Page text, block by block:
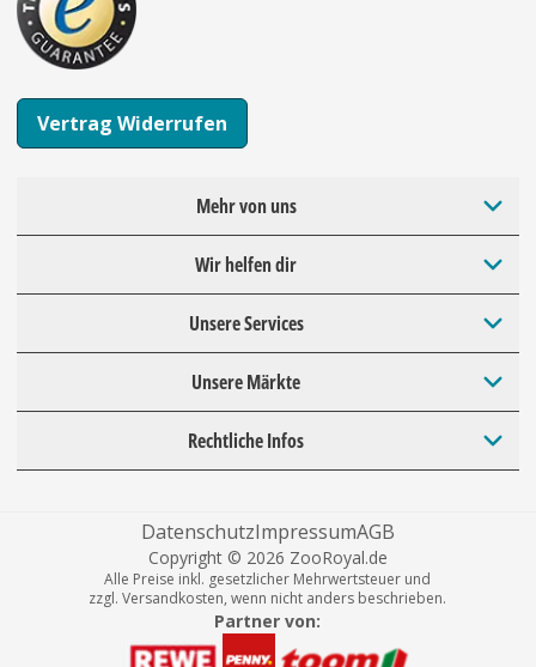
Vertrag Widerrufen
Mehr von uns
Wir helfen dir
Unsere Services
Unsere Märkte
Rechtliche Infos
DatenschutzImpressumAGB
Copyright © 2026 ZooRoyal.de
Alle Preise inkl. gesetzlicher Mehrwertsteuer und
zzgl. Versandkosten, wenn nicht anders beschrieben.
Partner von: